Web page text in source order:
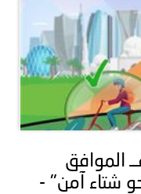
ـ 1446/07/11هــ الموافق
نحو شتاء آمن" -